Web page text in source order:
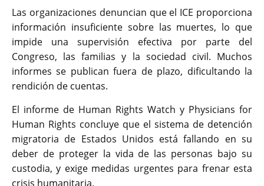
Las organizaciones denuncian que el ICE proporciona
información insuficiente sobre las muertes, lo que
impide una supervisión efectiva por parte del
Congreso, las familias y la sociedad civil. Muchos
informes se publican fuera de plazo, dificultando la
rendición de cuentas.
El informe de Human Rights Watch y Physicians for
Human Rights concluye que el sistema de detención
migratoria de Estados Unidos está fallando en su
deber de proteger la vida de las personas bajo su
custodia, y exige medidas urgentes para frenar esta
crisis humanitaria.